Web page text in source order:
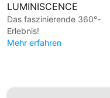
LUMINISCENCE
Das faszinierende 360°-
Erlebnis!
Mehr erfahren